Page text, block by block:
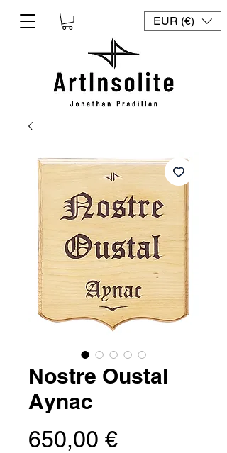
EUR (€)
Nostre Oustal
Aynac
650,00 €Prix